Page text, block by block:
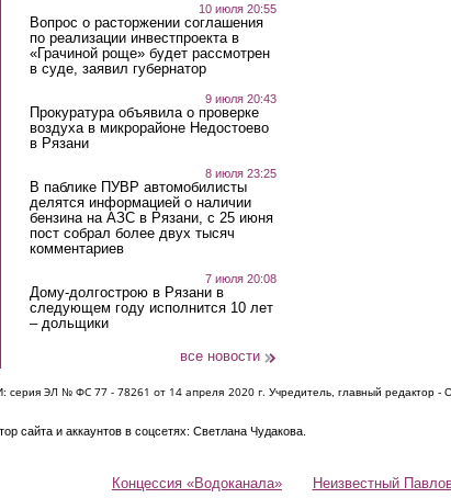
10 июля 20:55
Вопрос о расторжении соглашения
по реализации инвестпроекта в
«Грачиной роще» будет рассмотрен
в суде, заявил губернатор
9 июля 20:43
Прокуратура объявила о проверке
воздуха в микрорайоне Недостоево
в Рязани
8 июля 23:25
В паблике ПУВР автомобилисты
делятся информацией о наличии
бензина на АЗС в Рязани, с 25 июня
пост собрал более двух тысяч
комментариев
7 июля 20:08
Дому-долгострою в Рязани в
следующем году исполнится 10 лет
– дольщики
все новости
серия ЭЛ № ФС 77 - 78261 от 14 апреля 2020 г. Учредитель, главный редактор -
сайта и аккаунтов в соцсетях: Светлана Чудакова.
Концессия «Водоканала» Неизвестный